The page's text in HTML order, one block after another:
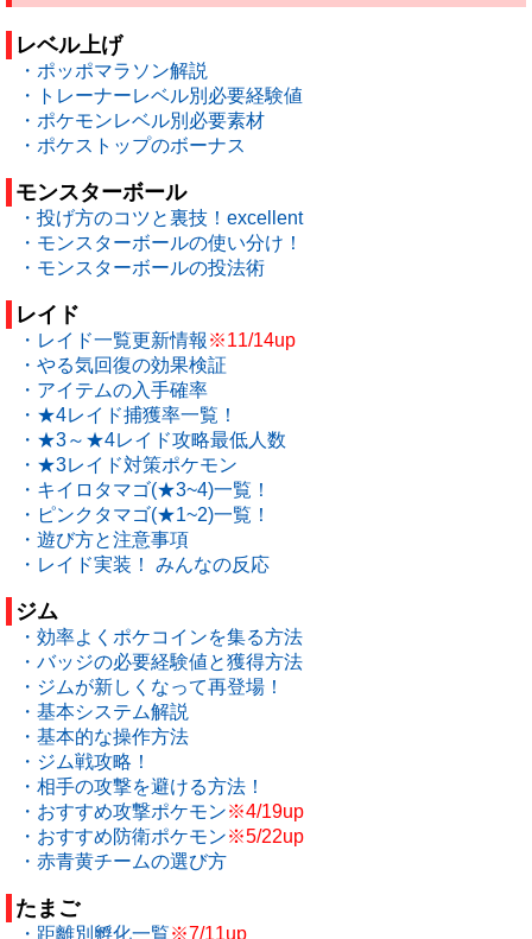
レベル上げ
・ポッポマラソン解説
・トレーナーレベル別必要経験値
・ポケモンレベル別必要素材
・ポケストップのボーナス
モンスターボール
・投げ方のコツと裏技！excellent
・モンスターボールの使い分け！
・モンスターボールの投法術
レイド
・レイド一覧更新情報 ※11/14up
・やる気回復の効果検証
・アイテムの入手確率
・★4レイド捕獲率一覧！
・★3～★4レイド攻略最低人数
・★3レイド対策ポケモン
・キイロタマゴ(★3~4)一覧！
・ピンクタマゴ(★1~2)一覧！
・遊び方と注意事項
・レイド実装！ みんなの反応
ジム
・効率よくポケコインを集る方法
・バッジの必要経験値と獲得方法
・ジムが新しくなって再登場！
・基本システム解説
・基本的な操作方法
・ジム戦攻略！
・相手の攻撃を避ける方法！
・おすすめ攻撃ポケモン※4/19up
・おすすめ防衛ポケモン※5/22up
・赤青黄チームの選び方
たまご
・距離別孵化一覧※7/11up